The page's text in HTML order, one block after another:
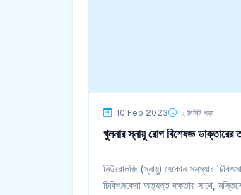
10 Feb 2023 ২ মিনিট পড়া
খুলনার স্নায়ু রোগ বিশেষজ্ঞ ডাক্তারের
নিউরোলজি (স্নায়ু) যেকোন সমস্যার
চিকিৎসকেরা অত্যন্ত দক্ষতার সাথে,